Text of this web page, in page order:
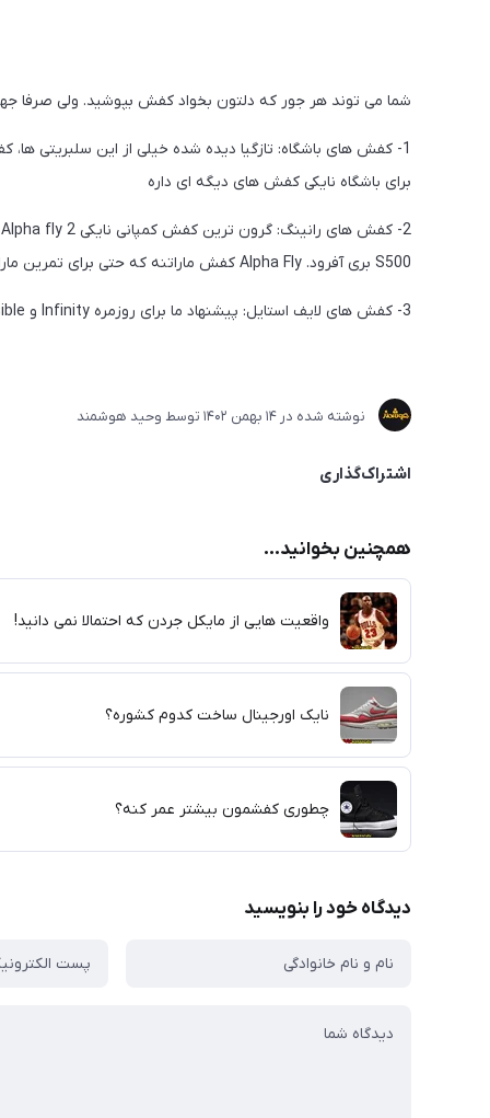
شما می توند هر جور که دلتون بخواد کفش بپوشید. ولی صرفا
1- کفش های باشگاه: تازگیا دیده شده خیلی از این سلبریتی
برای باشگاه نایکی کفش های دیگه ای داره
S500 بری آفرود. Alpha Fly کفش ماراتنه که حتی برای تمرین ماراتن هم توصیه نمی شه.
3- کفش های لایف استایل: پیشنهاد ما برای روزمره Infinity و Invisible که خیلی طبی و راحتن. ولی برای ست کردن انتخاب با خودتونه.
نوشته شده در 14 بهمن 1402 توسط وحید هوشمند
اشتراک‌گذاری
همچنین بخوانید...
واقعیت هایی از مایکل جردن که احتمالا نمی دانید!
نایک اورجینال ساخت کدوم کشوره؟
چطوری کفشمون بیشتر عمر کنه؟
دیدگاه خود را بنویسید